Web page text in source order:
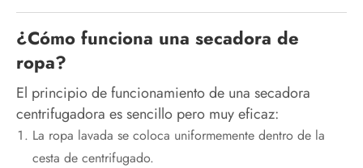
¿Cómo funciona una secadora de
ropa?
El principio de funcionamiento de una secadora
centrifugadora es sencillo pero muy eficaz:
La ropa lavada se coloca uniformemente dentro de la
cesta de centrifugado.